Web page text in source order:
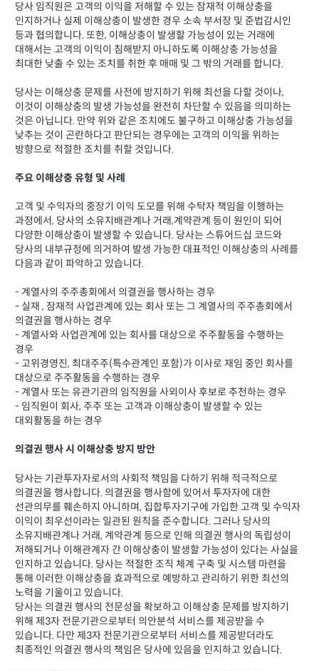
당사 임직원은 고객의 이익을 저해할 수 있는 잠재적 이해상충을
인지하거나 실제 이해상충이 발생한 경우 소속 부서장 및 준법감시인
등과 협의합니다. 또한, 이해상충이 발생할 가능성이 있는 거래에
대해서는 고객의 이익이 침해받지 아니하도록 이해상충 가능성을
최대한 낮출 수 있는 조치를 취한 후 매매 및 그 밖의 거래를 합니다.
당사는 이해상충 문제를 사전에 방지하기 위해 최선을 다할 것이나,
이것이 이해상충의 발생 가능성을 완전히 차단할 수 있음을 의미하는
것은 아닙니다. 만약 위와 같은 조치에도 불구하고 이해상충 가능성을
낮추는 것이 곤란하다고 판단되는 경우에는 고객의 이익을 위하는
방향으로 적절한 조치를 취할 것입니다.
주요 이해상충 유형 및 사례
고객 및 수익자의 중장기 이익 도모를 위해 수탁자 책임을 이행하는
과정에서, 당사의 소유지배관계나 거래,계약관계 등이 원인이 되어
다양한 이해상충이 발생할 수 있습니다. 당사는 스튜어드십 코드와
당사의 내부규정에 의거하여 발생 가능한 대표적인 이해상충의 사례를
다음과 같이 파악하고 있습니다.
- 계열사의 주주총회에서 의결권을 행사하는 경우
- 실재 , 잠재적 사업관계에 있는 회사 또는 그 계열사의 주주총회에서
의결권을 행사하는 경우
- 계열사와 사업관계에 있는 회사를 대상으로 주주활동을 수행하는
경우
- 고위경영진, 최대주주(특수관계인 포함)가 이사로 재임 중인 회사를
대상으로 주주활동을 수행하는 경우
- 계열사 또는 유관기관의 임직원을 사외이사 후보로 추천하는 경우
- 임직원이 회사, 주주 또는 고객과 이해상충이 발생할 수 있는
대외활동을 하는 경우
의결권 행사 시 이해상충 방지 방안
당사는 기관투자자로서의 사회적 책임을 다하기 위해 적극적으로
의결권을 행사합니다. 의결권을 행사함에 있어서 투자자에 대한
선관의무를 훼손하지 아니하며, 집합투자기구에 가입한 고객 및 수익자
이익이 최우선이라는 일관된 원칙을 준수합니다. 그러나 당사의
소유지배관계나 거래, 계약관계 등으로 인해 의결권 행사의 독립성이
저해되거나 이해관계자 간 이해상충이 발생할 가능성이 있다는 사실을
인지하고 있습니다. 당사는 적절한 조직 체계 구축 및 시스템 마련을
통해 이러한 이해상충을 효과적으로 예방하고 관리하기 위한 최선의
노력을 기울이고 있습니다.
당사는 의결권 행사의 전문성을 확보하고 이해상충 문제를 방지하기
위해 제3자 전문기관으로부터 의안분석 서비스를 제공받을 수
있습니다. 다만 제3자 전문기관으로부터 서비스를 제공받더라도
최종적인 의결권 행사의 책임은 당사에 있음을 인지하고 있습니다.